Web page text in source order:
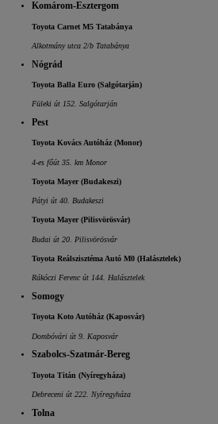
Komárom-Esztergom
Toyota Carnet M5 Tatabánya
Alkotmány utca 2/b Tatabánya
Nógrád
Toyota Balla Euro (Salgótarján)
Füleki út 152. Salgótarján
Pest
Toyota Kovács Autóház (Monor)
4-es főút 35. km Monor
Toyota Mayer (Budakeszi)
Pátyi út 40. Budakeszi
Toyota Mayer (Pilisvörösvár)
Budai út 20. Pilisvörösvár
Toyota Reálszisztéma Autó M0 (Halásztelek)
Rákóczi Ferenc út 144. Halásztelek
Somogy
Toyota Koto Autóház (Kaposvár)
Dombóvári út 9. Kaposvár
Szabolcs-Szatmár-Bereg
Toyota Titán (Nyíregyháza)
Debreceni út 222. Nyíregyháza
Tolna